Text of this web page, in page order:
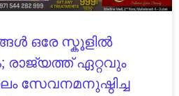
ഒരേ സ്കൂളിൽ
രാജ്യത്ത് ഏറ്റവും
സേവനമനുഷ്ഠിച്ച